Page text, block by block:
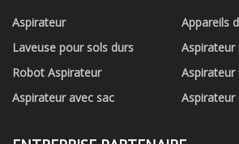
Aspirateur
Appareils
Laveuse pour sols durs
Aspirateur
compagnie
Robot Aspirateur
Aspirateur
Aspirateur avec sac